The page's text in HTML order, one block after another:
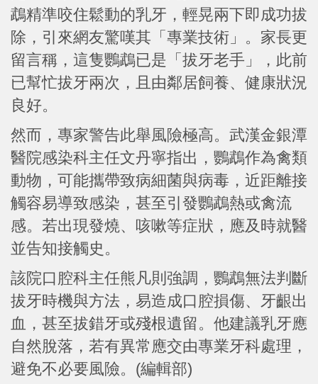
鵡精準咬住鬆動的乳牙，輕晃兩下即成功拔
除，引來網友驚嘆其「專業技術」。家長更
留言稱，這隻鸚鵡已是「拔牙老手」，此前
已幫忙拔牙兩次，且由鄰居飼養、健康狀況
良好。
然而，專家警告此舉風險極高。武漢金銀潭
醫院感染科主任文丹寧指出，鸚鵡作為禽類
動物，可能攜帶致病細菌與病毒，近距離接
觸容易導致感染，甚至引發鸚鵡熱或禽流
感。若出現發燒、咳嗽等症狀，應及時就醫
並告知接觸史。
該院口腔科主任熊凡則強調，鸚鵡無法判斷
拔牙時機與方法，易造成口腔損傷、牙齦出
血，甚至拔錯牙或殘根遺留。他建議乳牙應
自然脫落，若有異常應交由專業牙科處理，
避免不必要風險。(編輯部)